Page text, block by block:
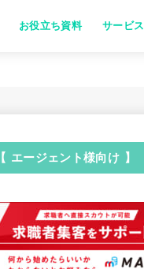
お役立ち資料 サービス
【 エージェント様向け 】